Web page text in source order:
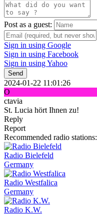
Post as a guest:
Sign in using Google
Sign in using Facebook
Sign in using Yahoo
Send
2024-01-22 11:01:26
O
ctavia
St. Lucia hört Ihnen zu!
Reply
Report
Recommended radio stations:
Radio Bielefeld
Germany
Radio Westfalica
Germany
Radio K.W.